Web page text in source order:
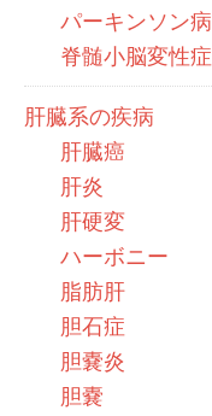
パーキンソン病
脊髄小脳変性症
肝臓系の疾病
肝臓癌
肝炎
肝硬変
ハーボニー
脂肪肝
胆石症
胆嚢炎
胆嚢